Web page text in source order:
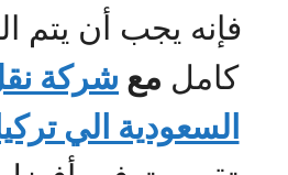
فإنه يجب أن يتم
كامل مع شركة
السعودية الي